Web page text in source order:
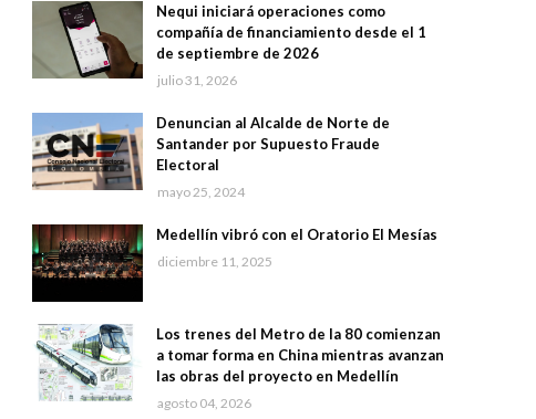
Nequi iniciará operaciones como
compañía de financiamiento desde el 1
de septiembre de 2026
julio 31, 2026
Denuncian al Alcalde de Norte de
Santander por Supuesto Fraude
Electoral
mayo 25, 2024
Medellín vibró con el Oratorio El Mesías
diciembre 11, 2025
Los trenes del Metro de la 80 comienzan
a tomar forma en China mientras avanzan
las obras del proyecto en Medellín
agosto 04, 2026